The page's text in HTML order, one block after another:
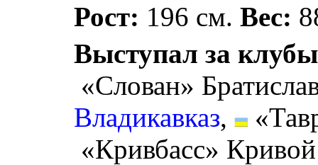
Рост: 196 см.Вес:
Выступал за
«Слован»
Владикавказ,
«Кривбасс»